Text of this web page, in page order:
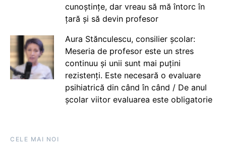
cunoștințe, dar vreau să mă întorc în
țară și să devin profesor
Aura Stănculescu, consilier școlar:
Meseria de profesor este un stres
continuu și unii sunt mai puțini
rezistenți. Este necesară o evaluare
psihiatrică din când în când / De anul
școlar viitor evaluarea este obligatorie
CELE MAI NOI